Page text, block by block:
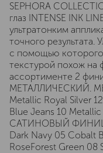
SEPHORA
глаз INTENSE INK
ультратонким
точного результата.
с помощью которого
текстурой похож на
ассортименте 2
МЕТАЛЛИЧЕСКИЙ.
Metallic Royal Silver
Blue Jeans 10
САТИНОВЫЙ ФИНИШ:
Dark Navy 05 Cobalt
RoseForest Green 08